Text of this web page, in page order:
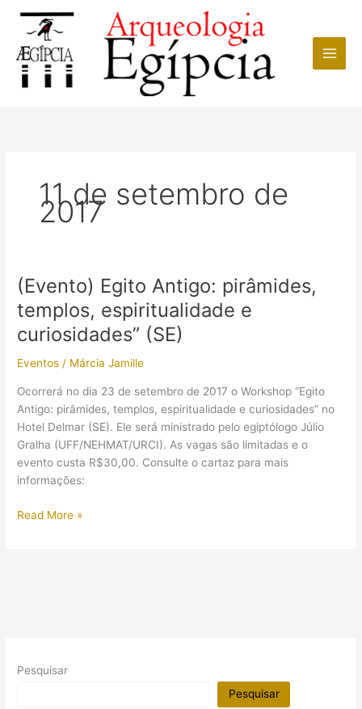
conteúdo
11 de setembro de
2017
(Evento) Egito Antigo: pirâmides,
templos, espiritualidade e
curiosidades” (SE)
Eventos / Márcia Jamille
Ocorrerá no dia 23 de setembro de 2017 o Workshop “Egito
Antigo: pirâmides, templos, espiritualidade e curiosidades” no
Hotel Delmar (SE). Ele será ministrado pelo egiptólogo Júlio
Gralha (UFF/NEHMAT/URCI). As vagas são limitadas e o
evento custa R$30,00. Consulte o cartaz para mais
informações:
(Evento)
Read More »
Pesquisar
Pesquisar